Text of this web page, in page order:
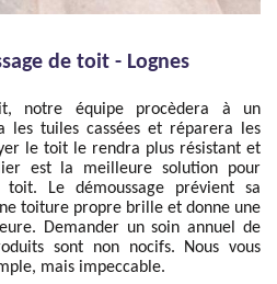
de toit - Lognes
notre équipe procèdera à un
les tuiles cassées et réparera les
le toit le rendra plus résistant et
est la meilleure solution pour
Le démoussage prévient sa
toiture propre brille et donne une
Demander un soin annuel de
sont non nocifs. Nous vous
mais impeccable.